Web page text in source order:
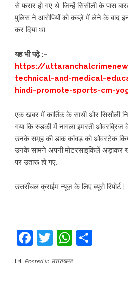
से फरार हो गए थे, जिन्हें सिसौली के पास
पुलिस ने आरोपियों को कब्ज़े में लेने के बाद
कर दिया था.
यह भी पढ़े :-
https://
technical-and-medical-
hindi-promote-sports-cm-
एक खबर में कार्तिक के साथी और सिसौली
गया कि रुड़की में नागला इमरती ओवरब्रिज
उनके समूह की डाक कांवड़ को ओवरटेक
उनके सामने अपनी मोटरसाइकिलें अड़ाकर
पर उतारू हो गए.
उत्तराँचल क्राईम न्यूज़ के लिए ब्यूरो रिपोर्ट |
Facebook
Twitter
Posted in उत्तराखण्ड